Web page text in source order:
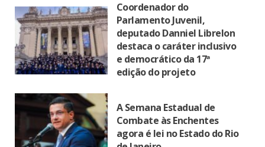
Coordenador do
Parlamento Juvenil,
deputado Danniel Librelon
destaca o caráter inclusivo
e democrático da 17ª
edição do projeto
A Semana Estadual de
Combate às Enchentes
agora é lei no Estado do Rio